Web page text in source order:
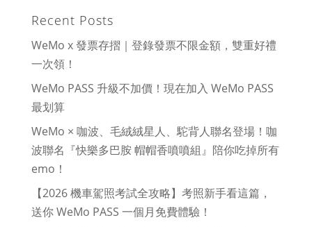
Recent Posts
WeMo x 發票存摺｜登錄發票不限金額，雙重好禮
一次領！
WeMo PASS 升級不加價！現在加入 WeMo PASS
最划算
WeMo × 咖波、毛絨絨星人、駝背人聯名登場！咖
波聯名『快樂多巴胺 帽帽香噴噴組』陪你吃掉所有
emo！
【2026 機車駕照考試全攻略】考照新手看這篇，
送你 WeMo PASS 一個月免費體驗！